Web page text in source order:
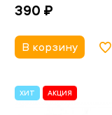
390 ₽
В корзину
ХИТ АКЦИЯ